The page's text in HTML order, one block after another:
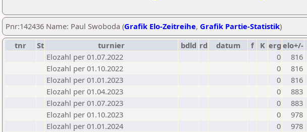
Pnr:142436 Name: Paul Swoboda (Grafik Elo-Zeitreihe, Grafik Partie-Statistik)
tnr
St turnier bdld rd datum f K erg elo+/-
Elozahl per 01.07.2022
0
816
Elozahl per 01.10.2022
0
816
Elozahl per 01.01.2023
0
816
Elozahl per 01.04.2023
0
883
Elozahl per 01.07.2023
0
883
Elozahl per 01.10.2023
0
978
Elozahl per 01.01.2024
0
978